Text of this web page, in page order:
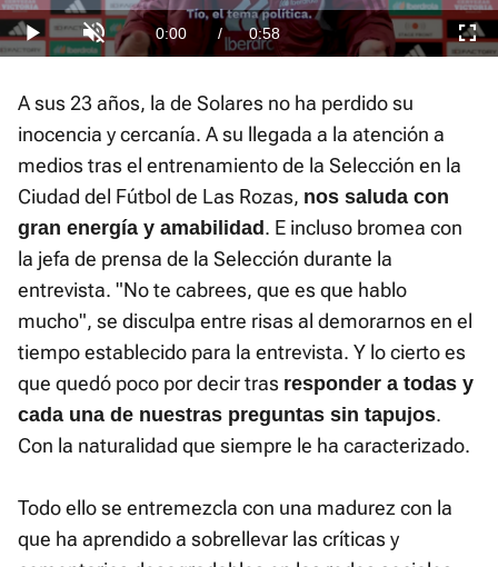
Play Unmute Current
0:00 / Duration
0:58
:
0%
A sus 23 años, la de Solares no ha perdido su
inocencia y cercanía. A su llegada a la atención a
medios tras el entrenamiento de la Selección en la
Ciudad del Fútbol de Las Rozas, nos saluda con
gran energía y amabilidad . E incluso bromea con
la jefa de prensa de la Selección durante la
entrevista. "No te cabrees, que es que hablo
mucho", se disculpa entre risas al demorarnos en el
tiempo establecido para la entrevista. Y lo cierto es
que quedó poco por decir tras responder a todas y
cada una de nuestras preguntas sin tapujos.
Con la naturalidad que siempre le ha caracterizado.
Todo ello se entremezcla con una madurez con la
que ha aprendido a sobrellevar las críticas y